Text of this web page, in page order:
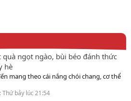
quà ngọt ngào, bùi béo đánh thức
hè
mang theo cái nắng chói chang, cơ thể
Thứ bảy lúc 21:54